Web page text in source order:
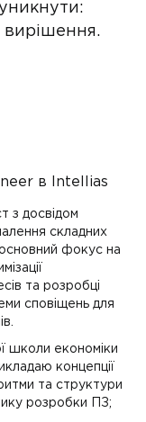
вирішення.
в Intellias
з досвідом
складних
основний фокус на
та розробці
сповіщень для
школи економіки
концепції
та структури
розробки ПЗ;